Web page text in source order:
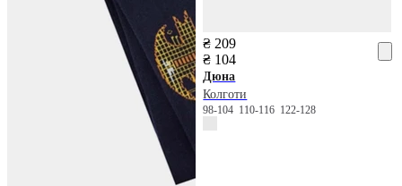
₴ 209
₴ 104
Дюна
Колготи
98-104 110-116 122-128